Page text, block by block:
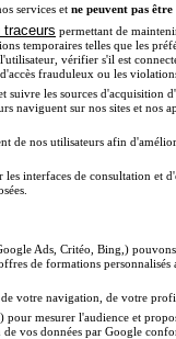
immobilierou
d'étudescourt
tonparcoursendroit
opérationnel.
pour des missions
ressources humaines
(conformité
digital,
atout. Un étudiant qui
formationstournées
mondiales. Ajoute
spécialisé ou au
dépasse
services et ne peuvent pas être
permettant de
temporaires telles que les
vérifier s'il est
frauduleux ou les
suivre les sources d'acquisition
naviguent sur nos sites et nos
de nos utilisateurs afin
interfaces de consultation et
Ads, Critéo, Bing,)
de formations
votre navigation, de votre
mesurer l'audience et
vos données par Google